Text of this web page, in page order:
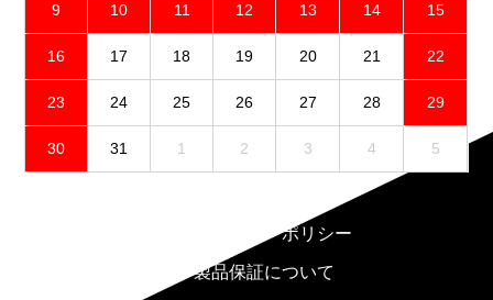
9 10 11 12 13 14 15
16 17 18 19 20 21 22
23 24 25 26 27 28 29
30 31 1 2 3 4 5
プライバシーポリシー
製品保証について